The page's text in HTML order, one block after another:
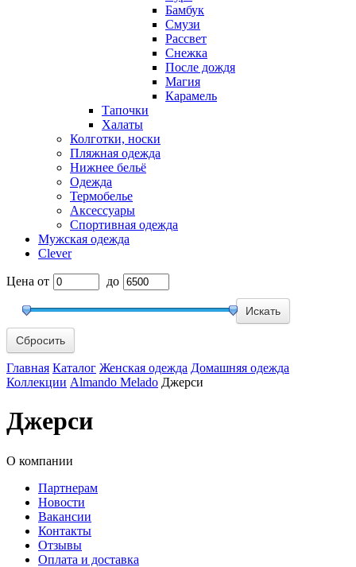
Бамбук
Смузи
Рассвет
Снежка
После дождя
Магия
Карамель
Тапочки
Халаты
Колготки, носки
Пляжная одежда
Нижнее бельё
Одежда
Термобелье
Аксессуары
Спортивная одежда
Мужская одежда
Clever
Цена от до
Сбросить
Главная Каталог Женская одежда Домашняя одежда
Коллекции Almando Melado Джерси
Джерси
О компании
Партнерам
Новости
Вакансии
Контакты
Отзывы
Оплата и доставка